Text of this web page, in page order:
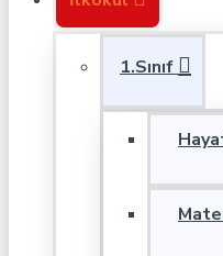
1.Sınıf